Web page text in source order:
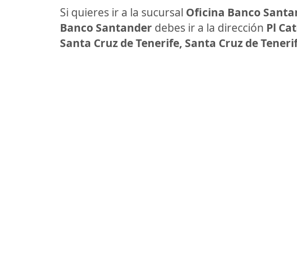
Si quieres ir a la sucursal Oficina Banco
Banco Santander debes ir a la dirección Pl
Santa Cruz de Tenerife, Santa Cruz de